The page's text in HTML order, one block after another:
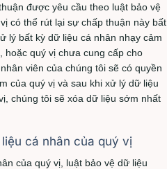
được yêu cầu theo luật bảo vệ
có thể rút lại sự chấp thuận này bất
lý bất kỳ dữ liệu cá nhân nhạy cảm
hoặc quý vị chưa cung cấp cho
viên của chúng tôi sẽ có quyền
của quý vị và sau khi xử lý dữ liệu
chúng tôi sẽ xóa dữ liệu sớm nhất
cá nhân của quý vị
của quý vị, luật bảo vệ dữ liệu